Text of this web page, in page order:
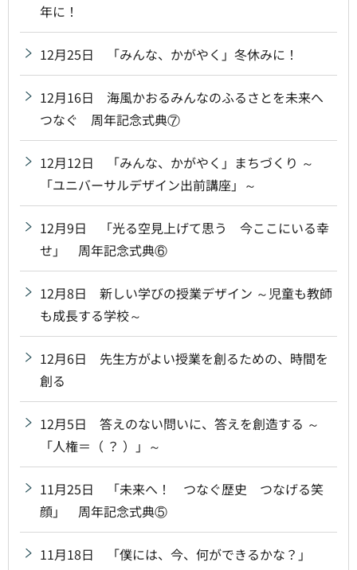
年に！
12月25日 「みんな、かがやく」冬休みに！
12月16日 海風かおるみんなのふるさとを未来へ
つなぐ 周年記念式典⑦
12月12日 「みんな、かがやく」まちづくり ～
「ユニバーサルデザイン出前講座」～
12月9日 「光る空見上げて思う 今ここにいる幸
せ」 周年記念式典⑥
12月8日 新しい学びの授業デザイン ～児童も教師
も成長する学校～
12月6日 先生方がよい授業を創るための、時間を
創る
12月5日 答えのない問いに、答えを創造する ～
「人権＝（ ？ ）」～
11月25日 「未来へ！ つなぐ歴史 つなげる笑
顔」 周年記念式典⑤
11月18日 「僕には、今、何ができるかな？」